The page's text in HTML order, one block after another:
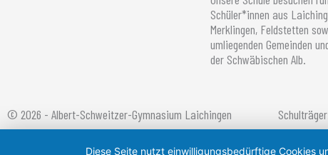
Schüler*innen aus
Merklingen, Feldstetten
umliegenden Gemeinden
der Schwäbischen Alb.
© 2026 - Albert-Schweitzer-Gymnasium Laichingen
Diese Seite nutzt einwilligungsbedürftige Cookies